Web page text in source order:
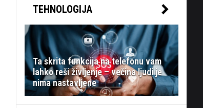
TEHNOLOGIJA
Ta skrita funkcija na telefonu vam
lahko reši življenje – večina ljudi je
nima nastavljene